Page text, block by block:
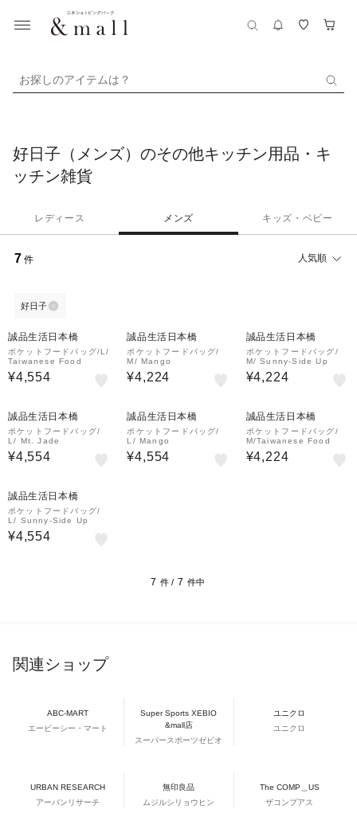
お探しのアイテムは？
好日子（メンズ）のその他キッチン用品・キ
ッチン雑貨
レディース メンズ キッズ・ベビー
7 件 人気順
好日子
誠品生活日本橋
ポケットフードバッグ/L/
Taiwanese Food
¥4,554
誠品生活日本橋
ポケットフードバッグ/
M/ Mango
¥4,224
誠品生活日本橋
ポケットフードバッグ/
M/ Sunny-Side Up
¥4,224
誠品生活日本橋
ポケットフードバッグ/
L/ Mt. Jade
¥4,554
誠品生活日本橋
ポケットフードバッグ/
L/ Mango
¥4,554
誠品生活日本橋
ポケットフードバッグ/
M/Taiwanese Food
¥4,224
誠品生活日本橋
ポケットフードバッグ/
L/ Sunny-Side Up
¥4,554
7 件 / 7 件中
関連ショップ
ABC-MART
エービーシー・マート
Super Sports XEBIO
&mall店
スーパースポーツゼビオ
ユニクロ
ユニクロ
URBAN RESEARCH
アーバンリサーチ
無印良品
ムジルシリョウヒン
The COMP＿US
ザコンプアス